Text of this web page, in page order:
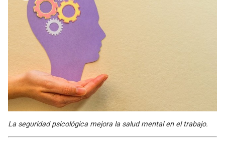
La seguridad psicológica mejora la salud mental en el trabajo.